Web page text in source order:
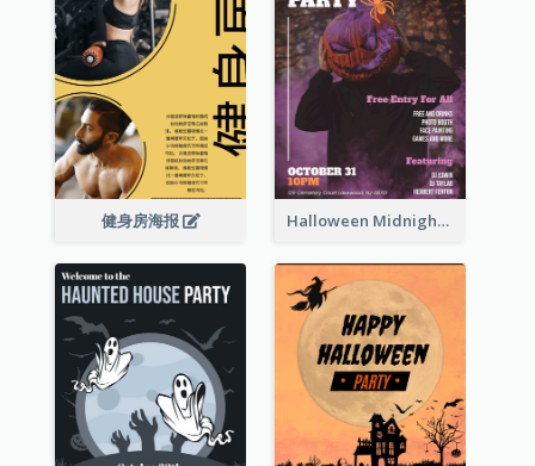
健身房海报 Halloween Midnight Party Poster